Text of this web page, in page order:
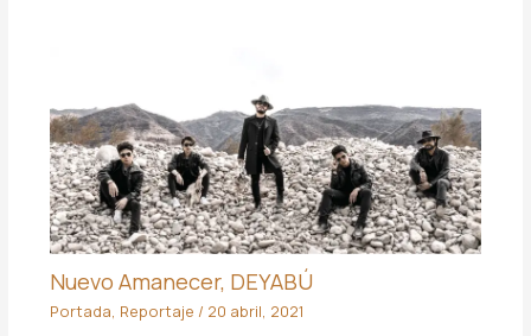
Nuevo Amanecer, DEYABÚ
Portada, Reportaje / 20 abril, 2021